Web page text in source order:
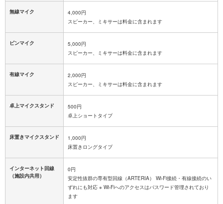
無線マイク
4,000円
スピーカー、ミキサーは料金に含まれます
ピンマイク
5,000円
スピーカー、ミキサーは料金に含まれます
有線マイク
2,000円
スピーカー、ミキサーは料金に含まれます
卓上マイクスタンド
500円
卓上ショートタイプ
床置きマイクスタンド
1,000円
床置きロングタイプ
インターネット回線
（施設内共用）
0円
安定性抜群の専有型回線（ARTERIA） Wi-Fi接続・有線接続のい
ずれにも対応 ※ Wi-Fiへのアクセスはパスワード管理されており
ます